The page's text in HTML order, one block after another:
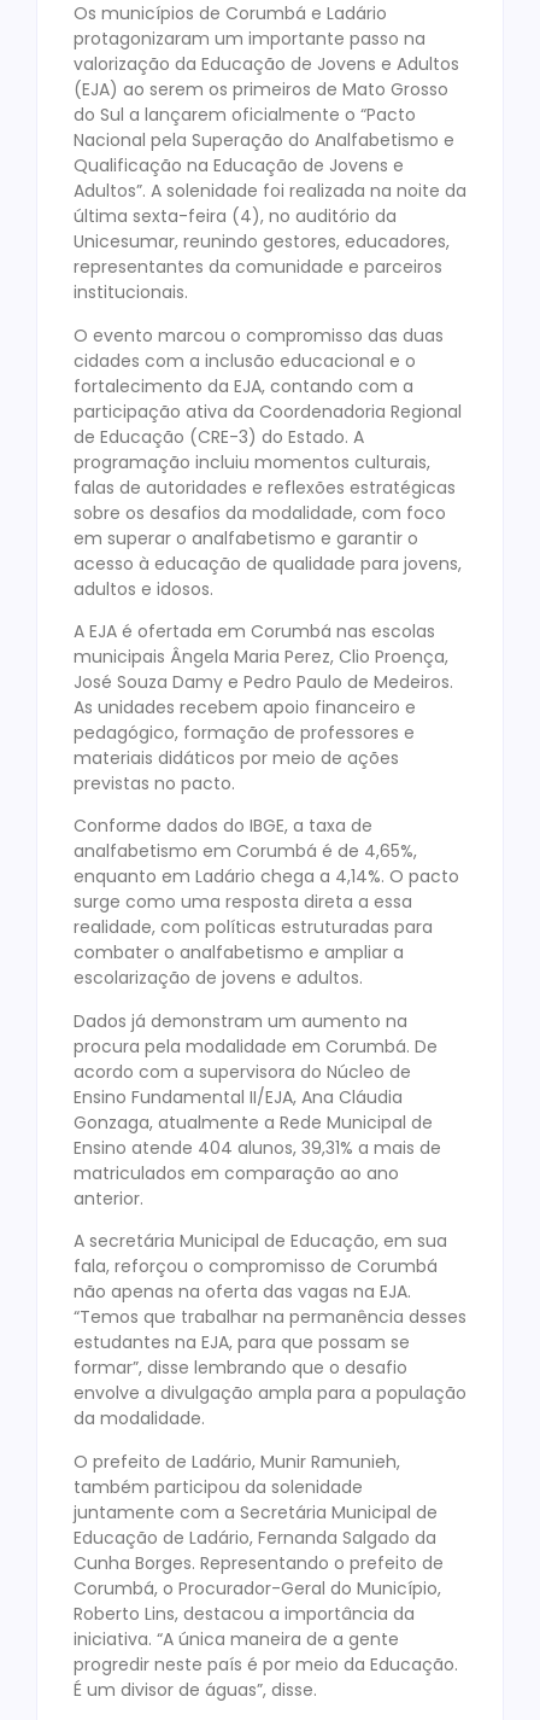
Os municípios de Corumbá e Ladário
protagonizaram um importante passo na
valorização da Educação de Jovens e Adultos
(EJA) ao serem os primeiros de Mato Grosso
do Sul a lançarem oficialmente o “Pacto
Nacional pela Superação do Analfabetismo e
Qualificação na Educação de Jovens e
Adultos”. A solenidade foi realizada na noite da
última sexta-feira (4), no auditório da
Unicesumar, reunindo gestores, educadores,
representantes da comunidade e parceiros
institucionais.
O evento marcou o compromisso das duas
cidades com a inclusão educacional e o
fortalecimento da EJA, contando com a
participação ativa da Coordenadoria Regional
de Educação (CRE-3) do Estado. A
programação incluiu momentos culturais,
falas de autoridades e reflexões estratégicas
sobre os desafios da modalidade, com foco
em superar o analfabetismo e garantir o
acesso à educação de qualidade para jovens,
adultos e idosos.
A EJA é ofertada em Corumbá nas escolas
municipais Ângela Maria Perez, Clio Proença,
José Souza Damy e Pedro Paulo de Medeiros.
As unidades recebem apoio financeiro e
pedagógico, formação de professores e
materiais didáticos por meio de ações
previstas no pacto.
Conforme dados do IBGE, a taxa de
analfabetismo em Corumbá é de 4,65%,
enquanto em Ladário chega a 4,14%. O pacto
surge como uma resposta direta a essa
realidade, com políticas estruturadas para
combater o analfabetismo e ampliar a
escolarização de jovens e adultos.
Dados já demonstram um aumento na
procura pela modalidade em Corumbá. De
acordo com a supervisora do Núcleo de
Ensino Fundamental II/EJA, Ana Cláudia
Gonzaga, atualmente a Rede Municipal de
Ensino atende 404 alunos, 39,31% a mais de
matriculados em comparação ao ano
anterior.
A secretária Municipal de Educação, em sua
fala, reforçou o compromisso de Corumbá
não apenas na oferta das vagas na EJA.
“Temos que trabalhar na permanência desses
estudantes na EJA, para que possam se
formar”, disse lembrando que o desafio
envolve a divulgação ampla para a população
da modalidade.
O prefeito de Ladário, Munir Ramunieh,
também participou da solenidade
juntamente com a Secretária Municipal de
Educação de Ladário, Fernanda Salgado da
Cunha Borges. Representando o prefeito de
Corumbá, o Procurador-Geral do Município,
Roberto Lins, destacou a importância da
iniciativa. “A única maneira de a gente
progredir neste país é por meio da Educação.
É um divisor de águas”, disse.